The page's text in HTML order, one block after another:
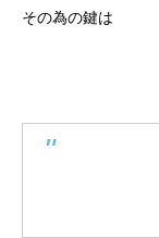
その為の鍵は